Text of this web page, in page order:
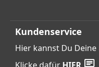
Kundenservice
Hier kannst Du